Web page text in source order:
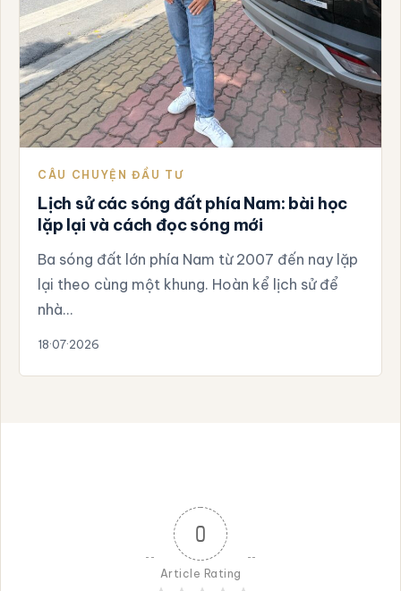
CÂU CHUYỆN ĐẦU TƯ
Lịch sử các sóng đất phía Nam: bài học
lặp lại và cách đọc sóng mới
Ba sóng đất lớn phía Nam từ 2007 đến nay lặp
lại theo cùng một khung. Hoàn kể lịch sử để
nhà…
18·07·2026
0
Article Rating